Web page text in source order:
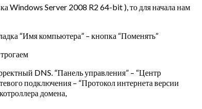
Windows Server 2008 R2 64-bit ), то для начала нам
“Имя компьютера” – кнопка “Поменять”
DNS. “Панель управления” – “Центр
подключения – “Протокол интернета версии
домена,